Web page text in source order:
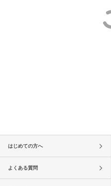
はじめての方へ
よくある質問